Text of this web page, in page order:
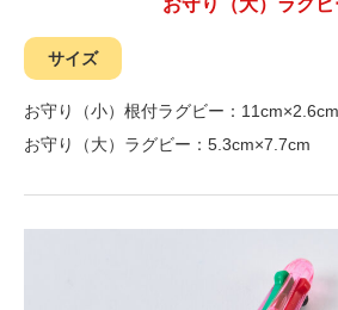
お守り（大）ラグビ
サイズ
お守り（小）根付ラグビー：11cm×2.6cm
お守り（大）ラグビー：5.3cm×7.7cm